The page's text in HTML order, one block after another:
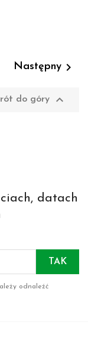
Następny 
do góry 
datach
odnaleźć